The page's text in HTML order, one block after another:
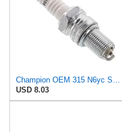
USD 8.03